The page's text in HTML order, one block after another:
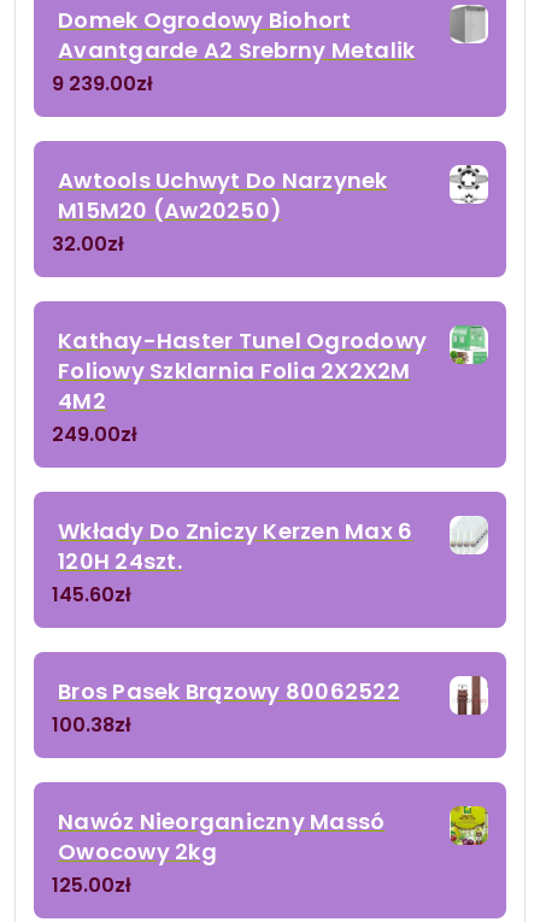
Domek Ogrodowy Biohort
Avantgarde A2 Srebrny Metalik
9 239.00zł
Awtools Uchwyt Do Narzynek
M15M20 (Aw20250)
32.00zł
Kathay-Haster Tunel Ogrodowy
Foliowy Szklarnia Folia 2X2X2M
4M2
249.00zł
Wkłady Do Zniczy Kerzen Max 6
120H 24szt.
145.60zł
Bros Pasek Brązowy 80062522
100.38zł
Nawóz Nieorganiczny Massó
Owocowy 2kg
125.00zł